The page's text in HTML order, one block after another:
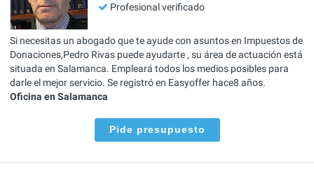
Profesional verificado
Si necesitas un abogado que te ayude con asuntos en Impuestos de
Donaciones,Pedro Rivas puede ayudarte , su área de actuación está
situada en Salamanca. Empleará todos los medios posibles para
darle el mejor servicio. Se registró en Easyoffer hace8 años.
Oficina en Salamanca
Pide presupuesto